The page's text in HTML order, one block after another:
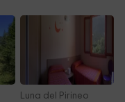
Luna del Pirineo